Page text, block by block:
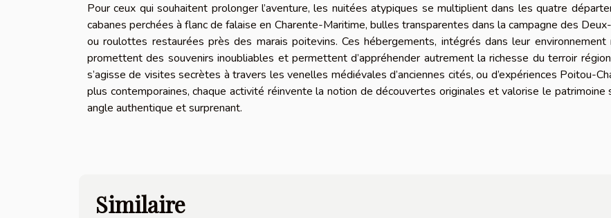
Pour ceux qui souhaitent prolonger l’aventure, les nuitées atypiques se multiplient dans les quatre
cabanes perchées à flanc de falaise en Charente-Maritime, bulles transparentes dans la campagne des
ou roulottes restaurées près des marais poitevins. Ces hébergements, intégrés dans leur environnement
promettent des souvenirs inoubliables et permettent d’appréhender autrement la richesse du terroir
s’agisse de visites secrètes à travers les venelles médiévales d’anciennes cités, ou d’expériences Poitou-
plus contemporaines, chaque activité réinvente la notion de découvertes originales et valorise le patrimoine
angle authentique et surprenant.
Similaire